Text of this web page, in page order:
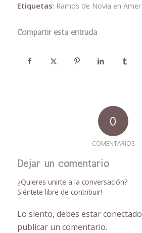
Etiquetas: Ramos de Novia en Amer
Compartir esta entrada
0
COMENTARIOS
Dejar un comentario
¿Quieres unirte a la conversación?
Siéntete libre de contribuir!
Lo siento, debes estarconectado
publicar un comentario.